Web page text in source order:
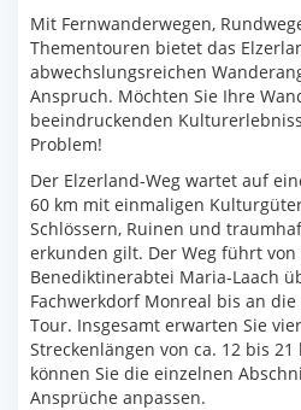
Mit Fernwanderwegen,
Thementouren bietet das
abwechslungsreichen
Anspruch. Möchten Sie Ihre
beeindruckenden
Problem!
Der Elzerland-Weg wartet auf
60 km mit einmaligen
Schlössern, Ruinen und
erkunden gilt. Der Weg führt
Benediktinerabtei Maria-Laach
Fachwerkdorf Monreal bis an
Tour. Insgesamt erwarten Sie
Streckenlängen von ca. 12 bis
können Sie die einzelnen
Ansprüche anpassen.